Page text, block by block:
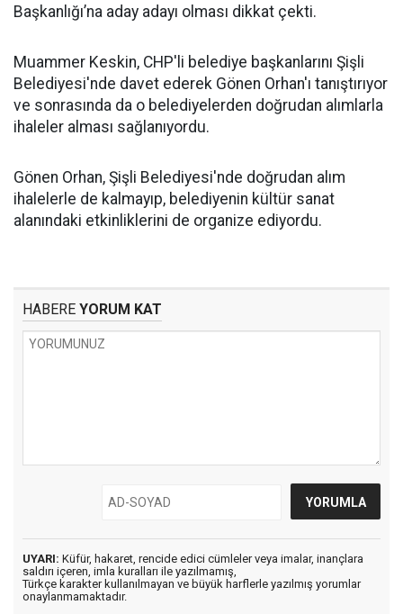
Başkanlığı’na aday adayı olması dikkat çekti.
Muammer Keskin, CHP'li belediye başkanlarını Şişli
Belediyesi'nde davet ederek Gönen Orhan'ı tanıştırıyor
ve sonrasında da o belediyelerden doğrudan alımlarla
ihaleler alması sağlanıyordu.
Gönen Orhan, Şişli Belediyesi'nde doğrudan alım
ihalelerle de kalmayıp, belediyenin kültür sanat
alanındaki etkinliklerini de organize ediyordu.
HABERE YORUM KAT
UYARI: Küfür, hakaret, rencide edici cümleler veya imalar, inançlara
saldırı içeren, imla kuralları ile yazılmamış,
Türkçe karakter kullanılmayan ve büyük harflerle yazılmış yorumlar
onaylanmamaktadır.